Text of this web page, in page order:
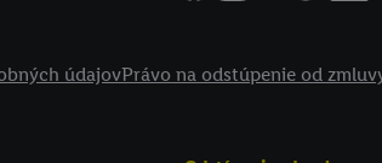
údajovPrávo na odstúpenie od